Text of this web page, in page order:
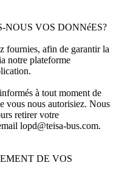
NOUS VOS DONNéES?
fournies, afin de garantir la
notre plateforme
à tout moment de
vous nous autorisiez. Nous
retirer votre
lopd@teisa-bus.com.
DE VOS